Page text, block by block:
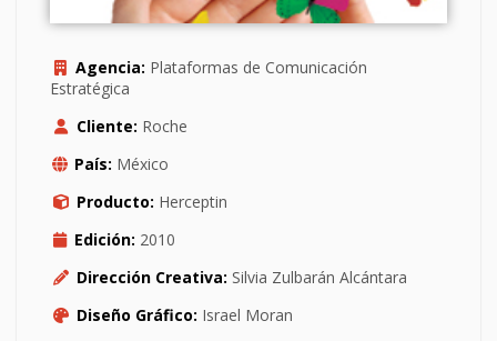
Agencia: Plataformas de Comunicación
Estratégica
Cliente: Roche
País: México
Producto: Herceptin
Edición: 2010
Dirección Creativa: Silvia Zulbarán Alcántara
Diseño Gráfico: Israel Moran